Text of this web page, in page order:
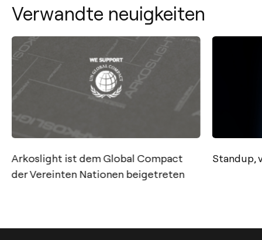
Verwandte neuigkeiten
Arkoslight ist dem Global Compact
der Vereinten Nationen beigetreten
Standup,
Kontakt
Tel.: +34 961 667 207